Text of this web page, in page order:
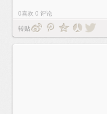
0喜欢 0 评论
转贴